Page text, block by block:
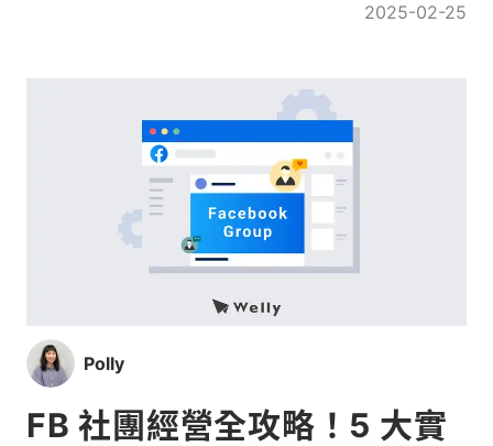
2025-02-25
Polly
FB 社團經營全攻略！5 大實